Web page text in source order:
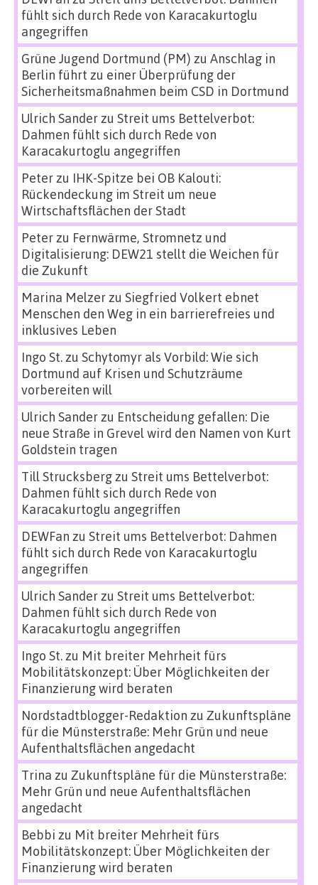
fühlt sich durch Rede von Karacakurtoglu
angegriffen
Grüne Jugend Dortmund (PM) zu Anschlag in
Berlin führt zu einer Überprüfung der
Sicherheitsmaßnahmen beim CSD in Dortmund
Ulrich Sanderzu Streit ums Bettelverbot:
Dahmen fühlt sich durch Rede von
Karacakurtoglu angegriffen
Peterzu IHK-Spitze bei OB Kalouti:
Rückendeckung im Streit um neue
Wirtschaftsflächen der Stadt
Peterzu Fernwärme, Stromnetz und
Digitalisierung: DEW21 stellt die Weichen für
die Zukunft
Marina Melzerzu Siegfried Volkert ebnet
Menschen den Weg in ein barrierefreies und
inklusives Leben
Ingo St.zu Schytomyr als Vorbild: Wie sich
Dortmund auf Krisen und Schutzräume
vorbereiten will
Ulrich Sanderzu Entscheidung gefallen: Die
neue Straße in Grevel wird den Namen von Kurt
Goldstein tragen
Till Strucksbergzu Streit ums Bettelverbot:
Dahmen fühlt sich durch Rede von
Karacakurtoglu angegriffen
DEWFan zu Streit ums Bettelverbot: Dahmen
fühlt sich durch Rede von Karacakurtoglu
angegriffen
Ulrich Sanderzu Streit ums Bettelverbot:
Dahmen fühlt sich durch Rede von
Karacakurtoglu angegriffen
Ingo St.zu Mit breiter Mehrheit fürs
Mobilitätskonzept: Über Möglichkeiten der
Finanzierung wird beraten
Nordstadtblogger-Redaktion zu Zukunftspläne
für die Münsterstraße: Mehr Grün und neue
Aufenthaltsflächen angedacht
Trina zu Zukunftspläne für die Münsterstraße:
Mehr Grün und neue Aufenthaltsflächen
angedacht
Bebbi zu Mit breiter Mehrheit fürs
Mobilitätskonzept: Über Möglichkeiten der
Finanzierung wird beraten